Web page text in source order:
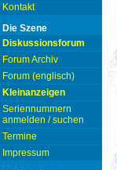
Kontakt
Die Szene
Diskussionsforum
Forum Archiv
Forum (englisch)
Kleinanzeigen
Seriennummern
anmelden / suchen
Termine
Impressum